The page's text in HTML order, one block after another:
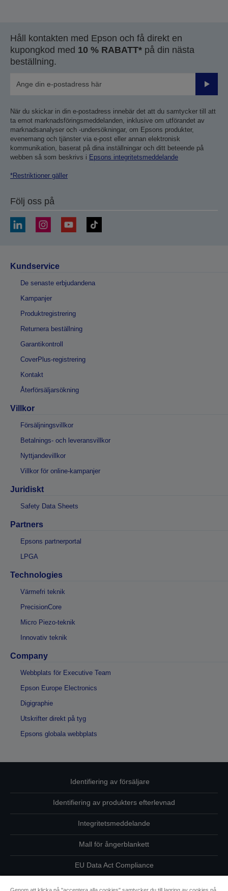
Håll kontakten med Epson och få direkt en
kupongkod med 10 % RABATT* på din nästa
beställning.
Skicka
När du skickar in din e-postadress innebär det att du samtycker till att
ta emot marknadsföringsmeddelanden, inklusive om utförandet av
marknadsanalyser och -undersökningar, om Epsons produkter,
evenemang och tjänster via e-post eller annan elektronisk
kommunikation, baserat på dina inställningar och ditt beteende på
webben så som beskrivs i Epsons integritetsmeddelande
*Restriktioner gäller
Följ oss på
Kundservice
De senaste erbjudandena
Kampanjer
Produktregistrering
Returnera beställning
Garantikontroll
CoverPlus-registrering
Kontakt
Återförsäljarsökning
Villkor
Försäljningsvillkor
Betalnings- och leveransvillkor
Nyttjandevillkor
Villkor för online-kampanjer
Juridiskt
Safety Data Sheets
Partners
Epsons partnerportal
LPGA
Technologies
Värmefri teknik
PrecisionCore
Micro Piezo-teknik
Innovativ teknik
Company
Webbplats för Executive Team
Epson Europe Electronics
Digigraphie
Utskrifter direkt på tyg
Epsons globala webbplats
Identifiering av försäljare
Identifiering av produkters efterlevnad
Integritetsmeddelande
Mall för ångerblankett
EU Data Act Compliance
Kontakta oss angående dina uppgifter